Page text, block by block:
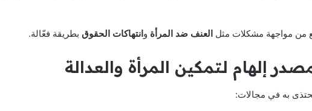
من مواجهة مشكلات مثل العنف ضد المرأة و انتهاكات الحقوق بطريقة فعّالة.
إلهام لـتمكين المرأة والعدالة
به في مجالات: